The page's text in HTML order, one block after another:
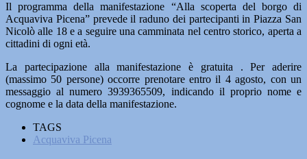
Il programma della manifestazione “Alla scoperta del borgo di
Acquaviva Picena” prevede il raduno dei partecipanti in Piazza San
Nicolò alle 18 e a seguire una camminata nel centro storico, aperta a
cittadini di ogni età.
La partecipazione alla manifestazione è gratuita . Per aderire
(massimo 50 persone) occorre prenotare entro il 4 agosto, con un
messaggio al numero 3939365509, indicando il proprio nome e
cognome e la data della manifestazione.
TAGS
Acquaviva Picena